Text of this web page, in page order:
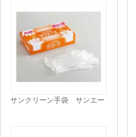
サンクリーン手袋 サンエー